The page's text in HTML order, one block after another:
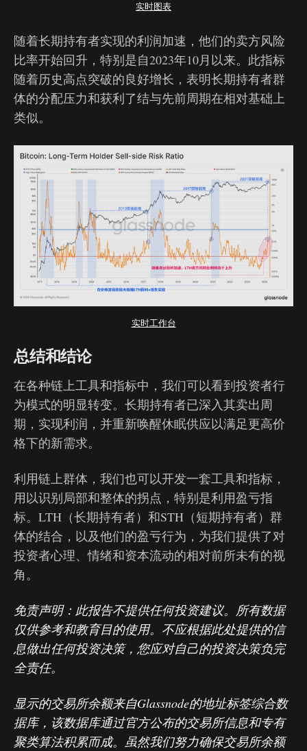
实时图表
随着长期持有者实现的利润加速，他们的卖方风险
比率开始回升，特别是自2023年10月以来。此指标
随着历史高点突破的良好增长，表明长期持有者群
体的分配压力和获利了结与先前周期在相对基础上
类似。
实时工作台
总结和结论
在各种链上工具和指标中，我们可以看到投资者行
为模式的明显转变。长期持有者已深入其卖出周
期，实现利润，并重新唤醒休眠供应以满足更高价
格下的新需求。
利用链上群体，我们也可以开发一套工具和指标，
用以识别局部和整体的拐点，特别是利用盈亏指
标。LTH（长期持有者）和STH（短期持有者）群
体的结合，以及他们的盈亏行为，为我们提供了对
投资者心理、情绪和资本流动的相对前所未有的视
角。
免责声明：此报告不提供任何投资建议。所有数据
仅供参考和教育目的使用。不应根据此处提供的信
息做出任何投资决策，您应对自己的投资决策负完
全责任。
显示的交易所余额来自Glassnode的地址标签综合数
据库，该数据库通过官方公布的交易所信息和专有
聚类算法积累而成。虽然我们努力确保交易所余额